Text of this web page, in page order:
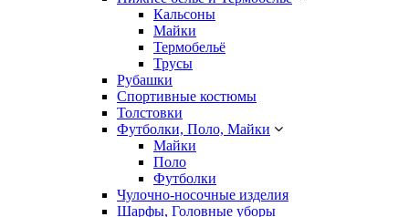
Кальсоны
Майки
Термобельё
Трусы
Рубашки
Спортивные костюмы
Толстовки
Футболки, Поло, Майки
Майки
Поло
Футболки
Чулочно-носочные изделия
Шарфы, Головные уборы